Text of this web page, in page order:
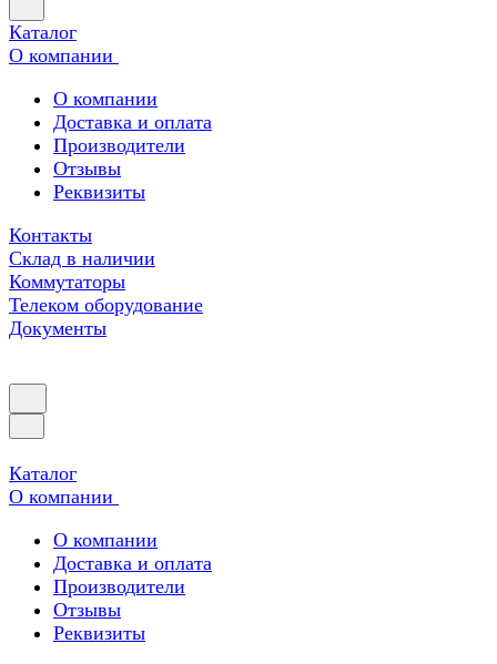
Каталог
О компании
О компании
Доставка и оплата
Производители
Отзывы
Реквизиты
Контакты
Склад в наличии
Коммутаторы
Телеком оборудование
Документы
Каталог
О компании
О компании
Доставка и оплата
Производители
Отзывы
Реквизиты